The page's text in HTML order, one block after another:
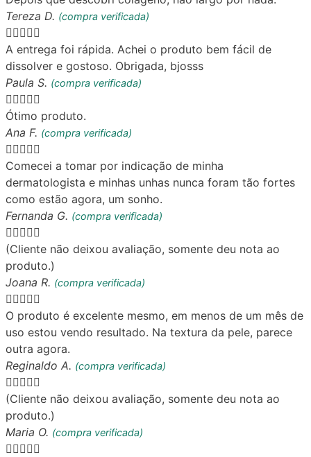
Tereza D. (compra verificada)

A entrega foi rápida. Achei o produto bem fácil de
dissolver e gostoso. Obrigada, bjosss
Paula S. (compra verificada)

Ótimo produto.
Ana F. (compra verificada)

Comecei a tomar por indicação de minha
dermatologista e minhas unhas nunca foram tão fortes
como estão agora, um sonho.
Fernanda G. (compra verificada)

(Cliente não deixou avaliação, somente deu nota ao
produto.)
Joana R. (compra verificada)

O produto é excelente mesmo, em menos de um mês de
uso estou vendo resultado. Na textura da pele, parece
outra agora.
Reginaldo A. (compra verificada)

(Cliente não deixou avaliação, somente deu nota ao
produto.)
Maria O. (compra verificada)
